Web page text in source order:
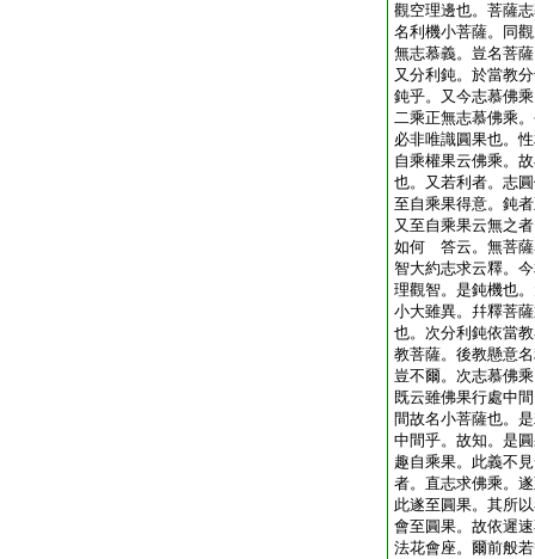
觀空理邊也。菩薩
名利機小菩薩。同
無志慕義。豈名菩
又分利鈍。於當教
鈍乎。又今志慕佛
二乘正無志慕佛乘
必非唯識圓果也。
自乘權果云佛乘。
也。又若利者。志
至自乘果得意。鈍
又至自乘果云無之
如何 答云。無菩薩
智大約志求云釋。
理觀智。是鈍機也
小大雖異。幷釋菩
也。次分利鈍依當
教菩薩。後教懸意
豈不爾。次志慕佛
既云雖佛果行處中
間故名小菩薩也。
中間乎。故知。是
趣自乘果。此義不
者。直志求佛乘。
此遂至圓果。其所
會至圓果。故依遲
法花會座。爾前般